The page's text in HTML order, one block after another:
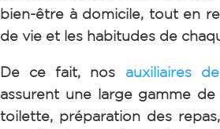
bien-être à domicile, tout en
de vie et les habitudes de
De ce fait, nos auxiliaires
assurent une large gamme
toilette, préparation des